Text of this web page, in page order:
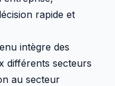
rapide et
intègre des
différents secteurs
au secteur